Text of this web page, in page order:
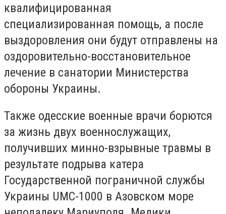
квалифицированная
специализированная помощь, а после
выздоровления они будут отправлены на
оздоровительно-восстановительное
лечение в санатории Министерства
обороны Украины.
Также одесские военные врачи борются
за жизнь двух военнослужащих,
получивших минно-взрывные травмы в
результате подрыва катера
Государственной пограничной службы
Украины UMC-1000 в Азовском море